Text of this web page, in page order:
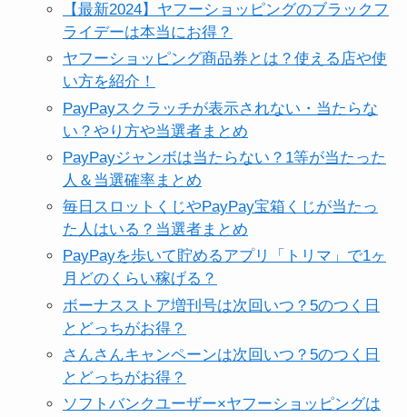
【最新2024】ヤフーショッピングのブラックフ
ライデーは本当にお得？
ヤフーショッピング商品券とは？使える店や使
い方を紹介！
PayPayスクラッチが表示されない・当たらな
い？やり方や当選者まとめ
PayPayジャンボは当たらない？1等が当たった
人＆当選確率まとめ
毎日スロットくじやPayPay宝箱くじが当たっ
た人はいる？当選者まとめ
PayPayを歩いて貯めるアプリ「トリマ」で1ヶ
月どのくらい稼げる？
ボーナスストア増刊号は次回いつ？5のつく日
とどっちがお得？
さんさんキャンペーンは次回いつ？5のつく日
とどっちがお得？
ソフトバンクユーザー×ヤフーショッピングは